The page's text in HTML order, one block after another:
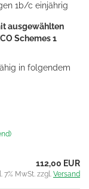
1b/c einjährig
ausgewählten
Schemes 1
in folgendem
112,00 EUR
7% MwSt. zzgl. Versand